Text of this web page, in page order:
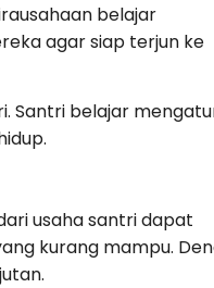
belajar
agar siap terjun ke
Santri belajar
usaha santri dapat
kurang mampu.